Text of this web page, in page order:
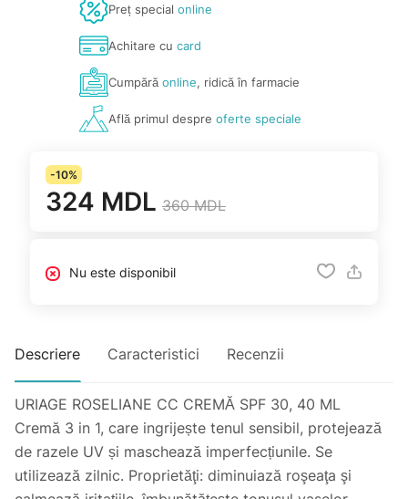
Preț special online
Achitare cu card
Cumpărăonline, ridică în farmacie
Află primul despre oferte speciale
-10%
324 MDL 360 MDL
Nu este disponibil
Descriere Caracteristici Recenzii
URIAGE ROSELIANE CC CREMĂ SPF 30, 40 ML
Cremă 3 in 1, care ingrijește tenul sensibil, protejează
de razele UV și maschează imperfecțiunile. Se
utilizează zilnic. Proprietăţi: diminuiază roşeaţa şi